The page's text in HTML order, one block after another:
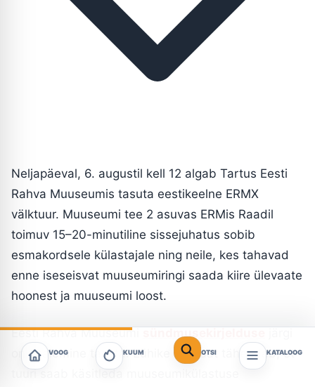
Neljapäeval, 6. augustil kell 12 algab Tartus Eesti
Rahva Muuseumis tasuta eestikeelne ERMX
välktuur. Muuseumi tee 2 asuvas ERMis Raadil
toimuv 15–20-minutiline sissejuhatus sobib
esmakordsele külastajale ning neile, kes tahavad
enne iseseisvat muuseumiringi saada kiire ülevaate
hoonest ja muuseumi loost.
Eesti Rahva Muuseumi
on osalemine tasuta. Lühike formaat tähendab, et
tuuri saab käsitleda muuseumikülastuse
VOOG KUUM OTSI KATALOOG